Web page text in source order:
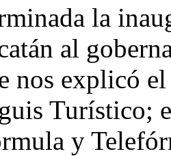
la
al
nos explicó
Turístico;
y